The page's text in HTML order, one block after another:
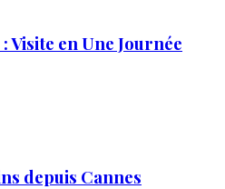
en Une Journée
depuis Cannes